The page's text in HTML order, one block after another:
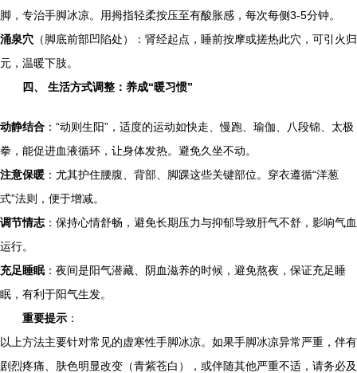
脚，专治手脚冰凉。用拇指轻柔按压至有酸胀感，每次每侧3-5分钟。
涌泉穴 （脚底前部凹陷处）：肾经起点，睡前按摩或搓热此穴，可引火归
元，温暖下肢。
四、 生活方式调整：养成“暖习惯”
动静结合 ：“动则生阳”，适度的运动如快走、慢跑、瑜伽、八段锦、太极
拳，能促进血液循环，让身体发热。避免久坐不动。
注意保暖 ：尤其护住腰腹、背部、脚踝这些关键部位。穿衣遵循“洋葱
式”法则，便于增减。
调节情志 ：保持心情舒畅，避免长期压力与抑郁导致肝气不舒，影响气血
运行。
充足睡眠 ：夜间是阳气潜藏、阴血滋养的时候，避免熬夜，保证充足睡
眠，有利于阳气生发。
重要提示 ：
以上方法主要针对常见的虚寒性手脚冰凉。如果手脚冰凉异常严重，伴有
剧烈疼痛、肤色明显改变（青紫苍白），或伴随其他严重不适，请务必及